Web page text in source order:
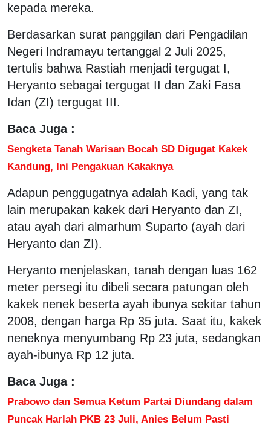
kepada mereka.
Berdasarkan surat panggilan dari Pengadilan
Negeri Indramayu tertanggal 2 Juli 2025,
tertulis bahwa Rastiah menjadi tergugat I,
Heryanto sebagai tergugat II dan Zaki Fasa
Idan (ZI) tergugat III.
Baca Juga :
Sengketa Tanah Warisan Bocah SD Digugat Kakek
Kandung, Ini Pengakuan Kakaknya
Adapun penggugatnya adalah Kadi, yang tak
lain merupakan kakek dari Heryanto dan ZI,
atau ayah dari almarhum Suparto (ayah dari
Heryanto dan ZI).
Heryanto menjelaskan, tanah dengan luas 162
meter persegi itu dibeli secara patungan oleh
kakek nenek beserta ayah ibunya sekitar tahun
2008, dengan harga Rp 35 juta. Saat itu, kakek
neneknya menyumbang Rp 23 juta, sedangkan
ayah-ibunya Rp 12 juta.
Baca Juga :
Prabowo dan Semua Ketum Partai Diundang dalam
Puncak Harlah PKB 23 Juli, Anies Belum Pasti